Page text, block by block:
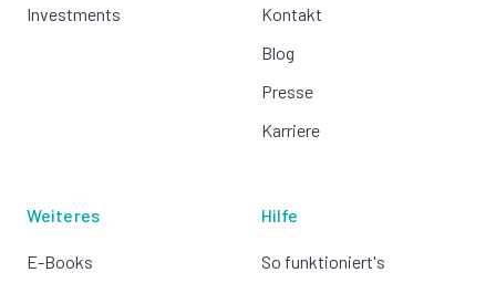
Investments
Kontakt
Blog
Presse
Karriere
Weiteres
E-Books
Hilfe
So funktioniert's